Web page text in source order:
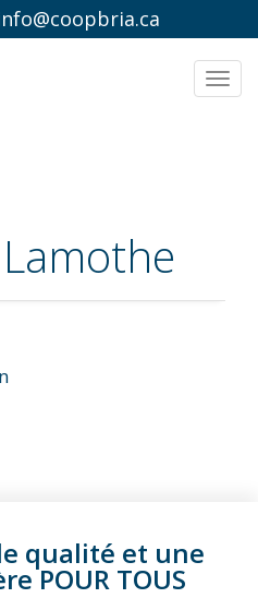
qualité et une
POUR TOUS